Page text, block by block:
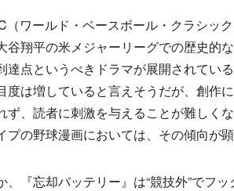
ワールド・ベースボール・クラシッ
谷翔平の米メジャーリーグでの歴史的
達点というべきドラマが展開されてい
度は増していると言えそうだが、創作
ず、読者に刺激を与えることが難しく
プの野球漫画においては、その傾向が顕
『忘却バッテリー』は“競技外”でフ